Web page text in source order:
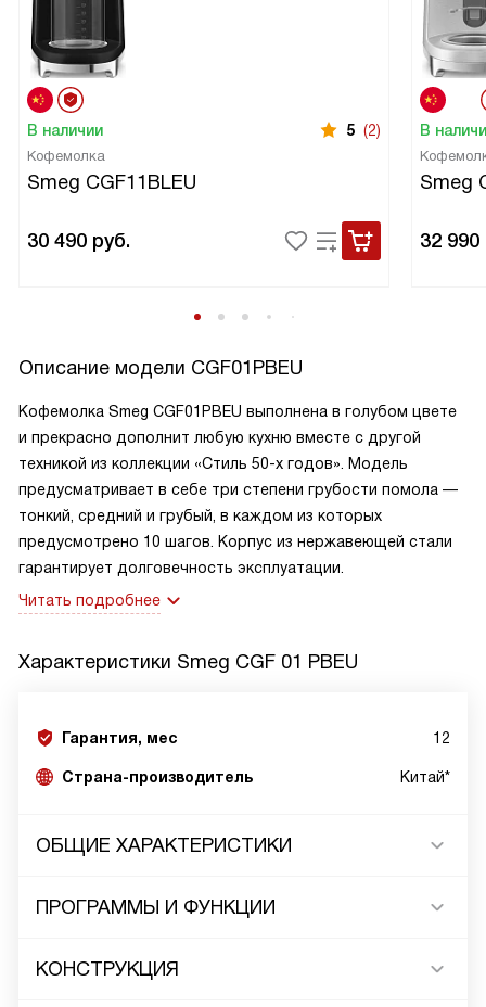
В наличии 5 (2)
Кофемолка
Smeg CGF11BLEU
30 490 руб.
В
Smeg
32 990
Описание модели CGF01PBEU
Кофемолка Smeg CGF01PBEU выполнена в голубом цвете
и прекрасно дополнит любую кухню вместе с другой
техникой из коллекции «Стиль 50-х годов». Модель
предусматривает в себе три степени грубости помола —
тонкий, средний и грубый, в каждом из которых
предусмотрено 10 шагов. Корпус из нержавеющей стали
гарантирует долговечность эксплуатации.
Читать подробнее
Характеристики Smeg CGF 01 PBEU
Гарантия, мес 12
Страна-производитель Китай*
ОБЩИЕ ХАРАКТЕРИСТИКИ
ПРОГРАММЫ И ФУНКЦИИ
КОНСТРУКЦИЯ